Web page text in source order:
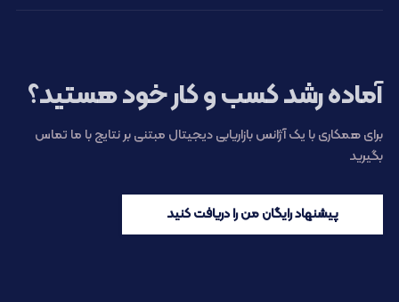
آماده رشد کسب و کار خود هستید؟
برای همکاری با یک آژانس بازاریابی دیجیتال مبتنی بر نتایج با ما تماس
بگیرید
پیشنهاد رایگان من را دریافت کنید